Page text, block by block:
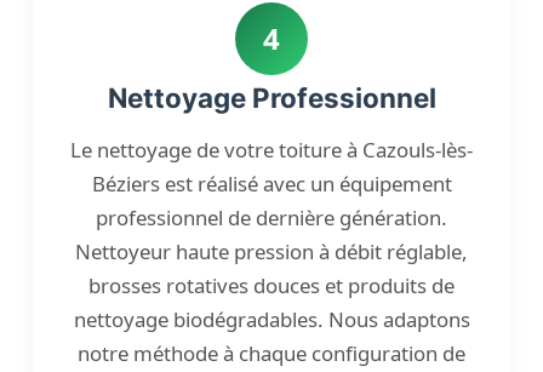
4
Nettoyage Professionnel
Le nettoyage de votre toiture à Cazouls-lès-
Béziers est réalisé avec un équipement
professionnel de dernière génération.
Nettoyeur haute pression à débit réglable,
brosses rotatives douces et produits de
nettoyage biodégradables. Nous adaptons
notre méthode à chaque configuration de